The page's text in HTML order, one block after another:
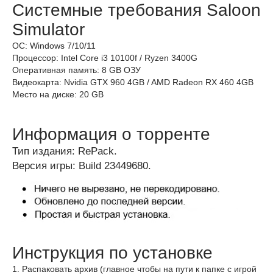
Системные требования Saloon
Simulator
ОС: Windows 7/10/11
Процессор: Intel Core i3 10100f / Ryzen 3400G
Оперативная память: 8 GB ОЗУ
Видеокарта: Nvidia GTX 960 4GB / AMD Radeon RX 460 4GB
Место на диске: 20 GB
Информация о торренте
Тип издания: RePack.
Версия игры: Build 23449680.
Инструкция по установке
1. Распаковать архив (главное чтобы на пути к папке с игрой